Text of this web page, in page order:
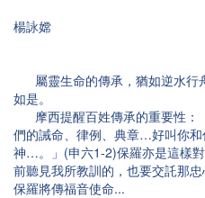
楊詠嫦
屬靈生命的傳承，猶如逆水行
如是。
摩西提醒百姓傳承的重要性：
們的誡命、律例、典章…好叫你
神…。」(申六1-2)保羅亦是這樣
前聽見我所教訓的，也要交託那
保羅將傳福音使命...